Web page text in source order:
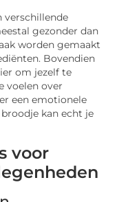
verschillende
gezonder dan
worden gemaakt
Bovendien
om jezelf te
voelen over
een emotionele
kan echt je
voor